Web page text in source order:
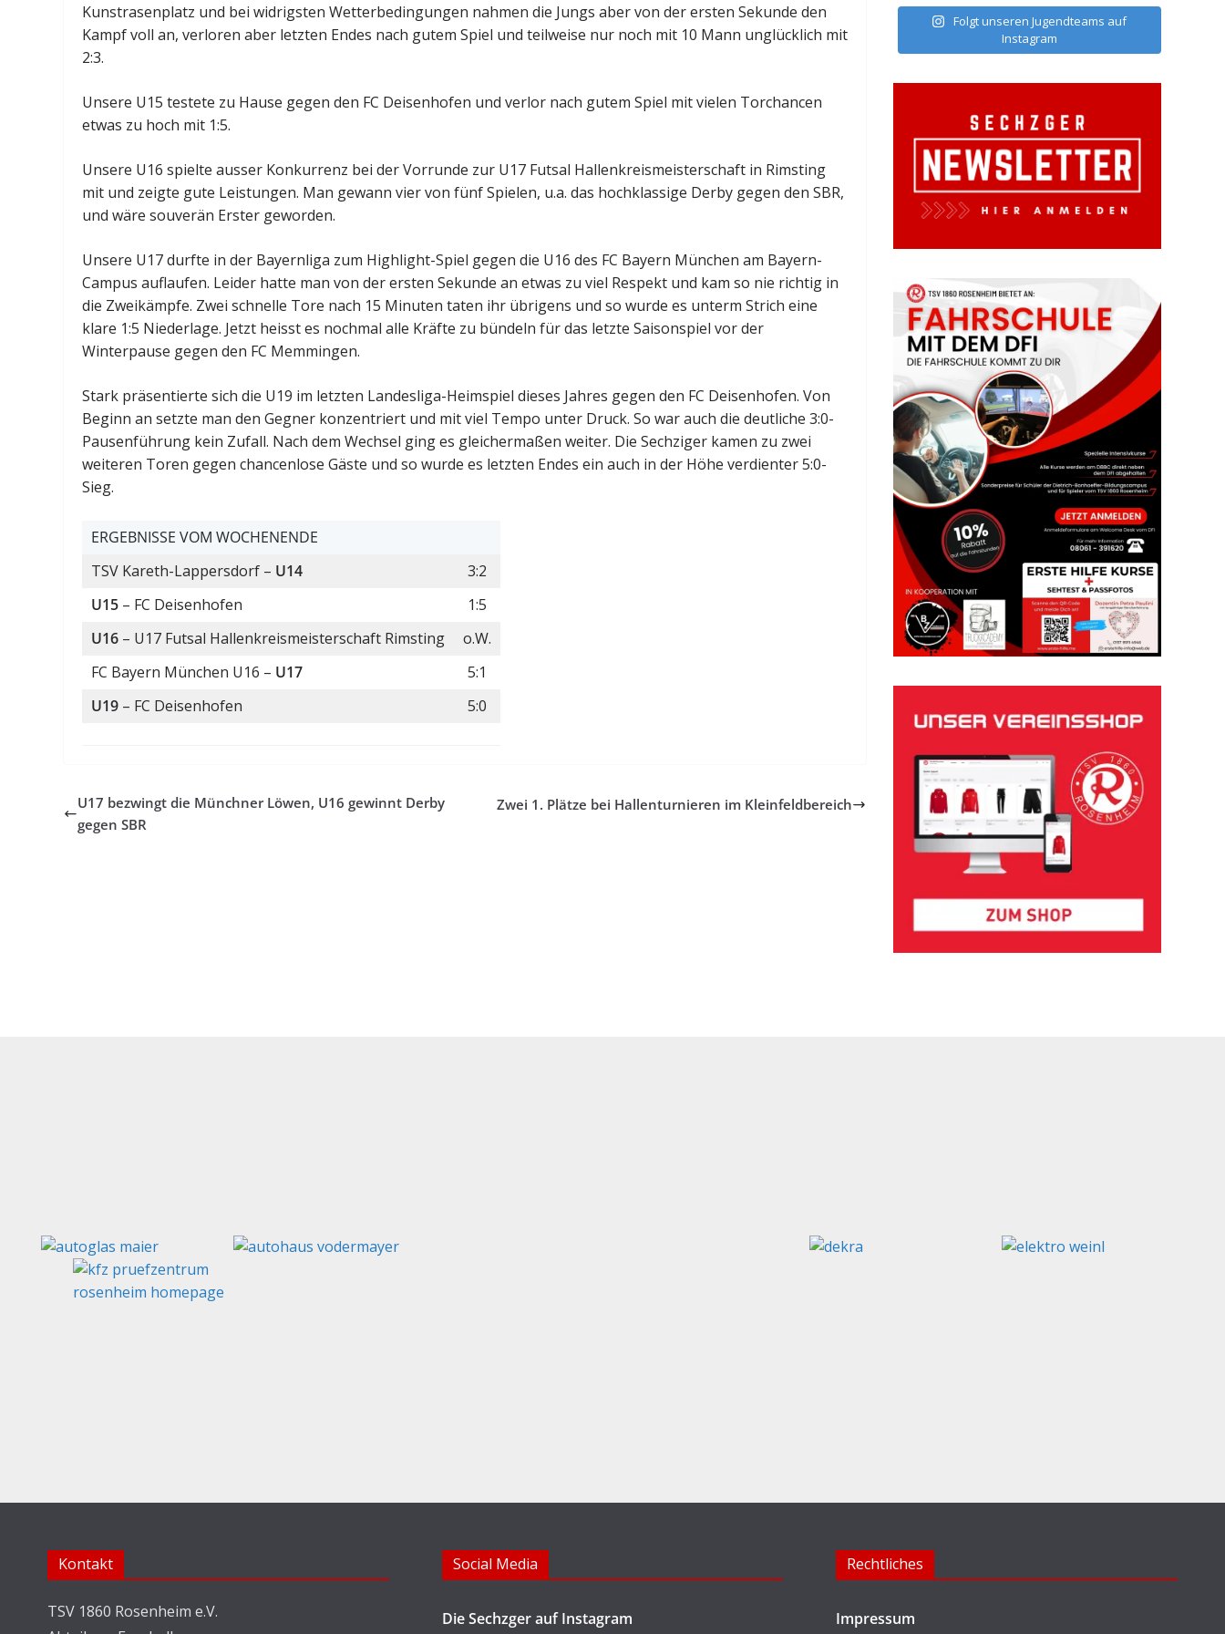
Kunstrasenplatz und bei widrigsten Wetterbedingungen nahmen die Jungs aber von der ersten Sekunde den
Kampf voll an, verloren aber letzten Endes nach gutem Spiel und teilweise nur noch mit 10 Mann unglücklich mit
2:3.
Unsere U15 testete zu Hause gegen den FC Deisenhofen und verlor nach gutem Spiel mit vielen Torchancen
etwas zu hoch mit 1:5.
Unsere U16 spielte ausser Konkurrenz bei der Vorrunde zur U17 Futsal Hallenkreismeisterschaft in Rimsting
mit und zeigte gute Leistungen. Man gewann vier von fünf Spielen, u.a. das hochklassige Derby gegen den SBR,
und wäre souverän Erster geworden.
Unsere U17 durfte in der Bayernliga zum Highlight-Spiel gegen die U16 des FC Bayern München am Bayern-
Campus auflaufen. Leider hatte man von der ersten Sekunde an etwas zu viel Respekt und kam so nie richtig in
die Zweikämpfe. Zwei schnelle Tore nach 15 Minuten taten ihr übrigens und so wurde es unterm Strich eine
klare 1:5 Niederlage. Jetzt heisst es nochmal alle Kräfte zu bündeln für das letzte Saisonspiel vor der
Winterpause gegen den FC Memmingen.
Stark präsentierte sich die U19 im letzten Landesliga-Heimspiel dieses Jahres gegen den FC Deisenhofen. Von
Beginn an setzte man den Gegner konzentriert und mit viel Tempo unter Druck. So war auch die deutliche 3:0-
Pausenführung kein Zufall. Nach dem Wechsel ging es gleichermaßen weiter. Die Sechziger kamen zu zwei
weiteren Toren gegen chancenlose Gäste und so wurde es letzten Endes ein auch in der Höhe verdienter 5:0-
Sieg.
ERGEBNISSE VOM WOCHENENDE
TSV Kareth-Lappersdorf – U14
3:2
U15 – FC Deisenhofen
1:5
U16 – U17 Futsal Hallenkreismeisterschaft Rimsting
o.W.
FC Bayern München U16 – U17
5:1
U19 – FC Deisenhofen 5:0
U17 bezwingt die Münchner Löwen, U16 gewinnt Derby
gegen SBR
Zwei 1. Plätze bei Hallenturnieren im Kleinfeldbereich
Folgt unseren Jugendteams auf
Instagram
Kontakt
TSV 1860 Rosenheim e.V.
Social Media
Die Sechzger auf Instagram
Rechtliches
Impressum